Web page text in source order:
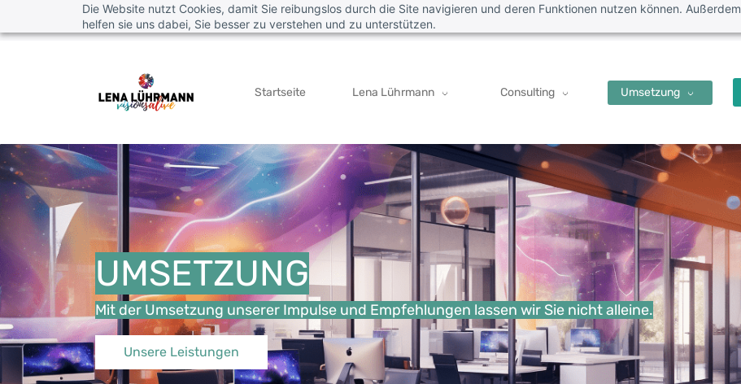
Die Website nutzt Cookies, damit Sie reibungslos durch die Site navigieren und deren Funktionen nutzen können. Außerdem
helfen sie uns dabei, Sie besser zu verstehen und zu unterstützen.
to
hello@visionsalive.de +49 (0) 40 609 41 210
Startseite Lena Lührmann Consulting Umsetzung
UMSETZUNG
Mit der Umsetzung unserer Impulse und Empfehlungen lassen wir Sie nicht alleine.
Unsere Leistungen